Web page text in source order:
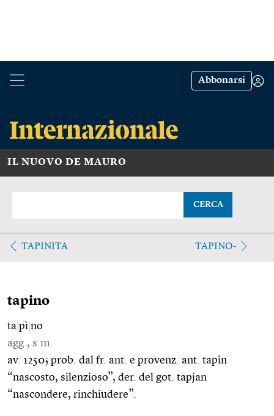
Abbonarsi
IL NUOVO DE MAURO
CERCA
TAPINITA TAPINO-
tapino
ta pì no
agg., s.m.
av. 1250; prob. dal fr. ant. e provenz. ant. tapin
“nascosto, silenzioso”, der. del got. tapjan
“nascondere, rinchiudere”.